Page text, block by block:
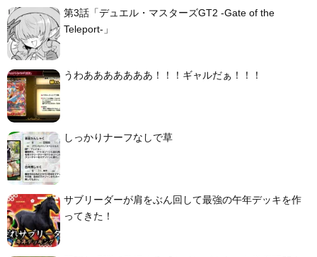
第3話「デュエル・マスターズGT2 -Gate of the
Teleport-」
うわあああああああ！！！ギャルだぁ！！！
しっかりナーフなしで草
サブリーダーが肩をぶん回して最強の午年デッキを作
ってきた！